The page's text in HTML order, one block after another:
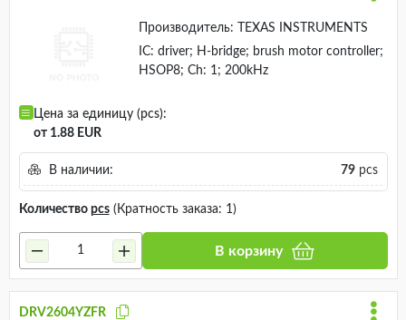
Производитель:
TEXAS INSTRUMENTS
IC: driver; H-bridge; brush motor controller;
HSOP8; Ch: 1; 200kHz
Цена за единицу (pcs):
от 1.88 EUR
В наличии: 79pcs
Количество pcs(Кратность заказа: 1)
В корзину
DRV2604YZFR